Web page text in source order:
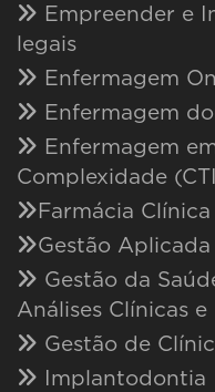
Empreender e
legais
Enfermagem
Enfermagem
Enfermagem
Complexidade
Farmácia
Gestão
Gestão da
Análises Clínicas e
Gestão de
Implantodontia